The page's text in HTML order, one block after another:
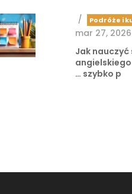
Podróże i
/
mar 27, 2026
Jak nauczyć
szybko p …